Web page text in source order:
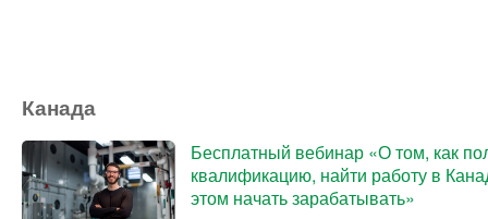
Канада
Бесплатный вебинар «О том, как
квалификацию, найти работу в
этом начать зарабатывать»